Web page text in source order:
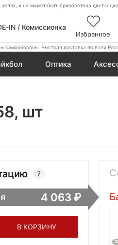
и не может быть приобретена
IN / Комиссионка
Избранное
самообороны. Быстрая доставка по всей
Оптика
шт
4 063
В КОРЗИНУ